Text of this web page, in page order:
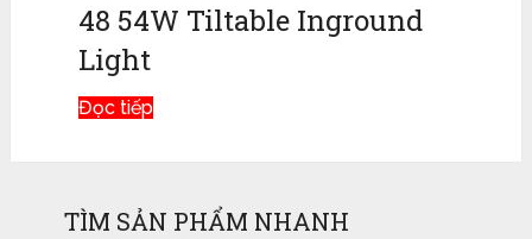
48 54W Tiltable Inground
Light
Đọc tiếp
TÌM SẢN PHẨM NHANH